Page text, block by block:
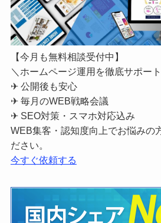
【今月も無料相談受付中】
＼ホームページ運用を徹底サポー
✈ 公開後も安心
✈ 毎月のWEB戦略会議
✈ SEO対策・スマホ対応込み
WEB集客・認知度向上でお悩みの
ださい。
今すぐ依頼する